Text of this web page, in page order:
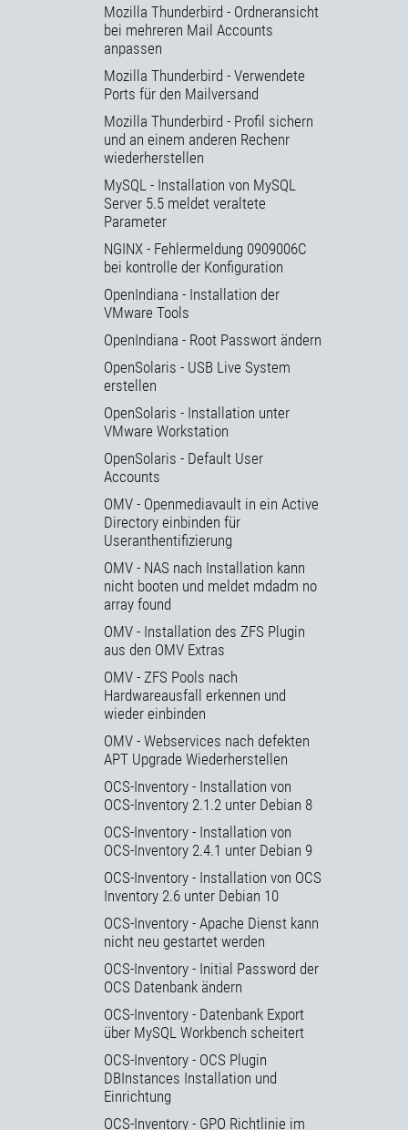
Mozilla Thunderbird - Ordneransicht
bei mehreren Mail Accounts
anpassen
Mozilla Thunderbird - Verwendete
Ports für den Mailversand
Mozilla Thunderbird - Profil sichern
und an einem anderen Rechenr
wiederherstellen
MySQL - Installation von MySQL
Server 5.5 meldet veraltete
Parameter
NGINX - Fehlermeldung 0909006C
bei kontrolle der Konfiguration
OpenIndiana - Installation der
VMware Tools
OpenIndiana - Root Passwort ändern
OpenSolaris - USB Live System
erstellen
OpenSolaris - Installation unter
VMware Workstation
OpenSolaris - Default User
Accounts
OMV - Openmediavault in ein Active
Directory einbinden für
Useranthentifizierung
OMV - NAS nach Installation kann
nicht booten und meldet mdadm no
array found
OMV - Installation des ZFS Plugin
aus den OMV Extras
OMV - ZFS Pools nach
Hardwareausfall erkennen und
wieder einbinden
OMV - Webservices nach defekten
APT Upgrade Wiederherstellen
OCS-Inventory - Installation von
OCS-Inventory 2.1.2 unter Debian 8
OCS-Inventory - Installation von
OCS-Inventory 2.4.1 unter Debian 9
OCS-Inventory - Installation von OCS
Inventory 2.6 unter Debian 10
OCS-Inventory - Apache Dienst kann
nicht neu gestartet werden
OCS-Inventory - Initial Password der
OCS Datenbank ändern
OCS-Inventory - Datenbank Export
über MySQL Workbench scheitert
OCS-Inventory - OCS Plugin
DBInstances Installation und
Einrichtung
OCS-Inventory - GPO Richtlinie im